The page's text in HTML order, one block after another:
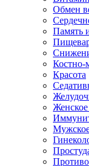
Обмен
Память
Костно-
Красота
Женское